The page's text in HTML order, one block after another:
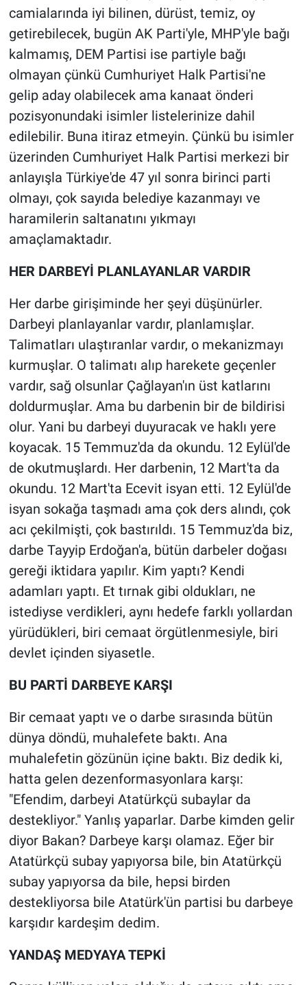
camialarında iyi bilinen, dürüst, temiz, oy
getirebilecek, bugün AK Parti'yle, MHP'yle bağı
kalmamış, DEM Partisi ise partiyle bağı
olmayan çünkü Cumhuriyet Halk Partisi'ne
gelip aday olabilecek ama kanaat önderi
pozisyonundaki isimler listelerinize dahil
edilebilir. Buna itiraz etmeyin. Çünkü bu isimler
üzerinden Cumhuriyet Halk Partisi merkezi bir
anlayışla Türkiye'de 47 yıl sonra birinci parti
olmayı, çok sayıda belediye kazanmayı ve
haramilerin saltanatını yıkmayı
amaçlamaktadır.
HER DARBEYİ PLANLAYANLAR VARDIR
Her darbe girişiminde her şeyi düşünürler.
Darbeyi planlayanlar vardır, planlamışlar.
Talimatları ulaştıranlar vardır, o mekanizmayı
kurmuşlar. O talimatı alıp harekete geçenler
vardır, sağ olsunlar Çağlayan'ın üst katlarını
doldurmuşlar. Ama bu darbenin bir de bildirisi
olur. Yani bu darbeyi duyuracak ve haklı yere
koyacak. 15 Temmuz'da da okundu. 12 Eylül'de
de okutmuşlardı. Her darbenin, 12 Mart'ta da
okundu. 12 Mart'ta Ecevit isyan etti. 12 Eylül'de
isyan sokağa taşmadı ama çok ders alındı, çok
acı çekilmişti, çok bastırıldı. 15 Temmuz'da biz,
darbe Tayyip Erdoğan'a, bütün darbeler doğası
gereği iktidara yapılır. Kim yaptı? Kendi
adamları yaptı. Et tırnak gibi oldukları, ne
istediyse verdikleri, aynı hedefe farklı yollardan
yürüdükleri, biri cemaat örgütlenmesiyle, biri
devlet içinden siyasetle.
BU PARTİ DARBEYE KARŞI
Bir cemaat yaptı ve o darbe sırasında bütün
dünya döndü, muhalefete baktı. Ana
muhalefetin gözünün içine baktı. Biz dedik ki,
hatta gelen dezenformasyonlara karşı:
"Efendim, darbeyi Atatürkçü subaylar da
destekliyor." Yanlış yaparlar. Darbe kimden gelir
diyor Bakan? Darbeye karşı olamaz. Eğer bir
Atatürkçü subay yapıyorsa bile, bin Atatürkçü
subay yapıyorsa da bile, hepsi birden
destekliyorsa bile Atatürk'ün partisi bu darbeye
karşıdır kardeşim dedim.
YANDAŞ MEDYAYA TEPKİ